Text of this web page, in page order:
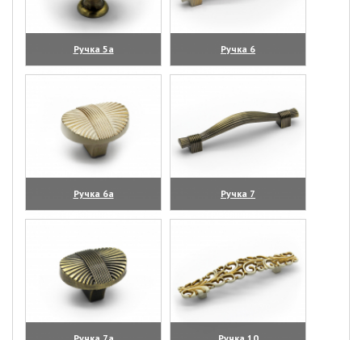
Ручка 5а
(увеличить)
Ручка 6
(увеличить)
Ручка 6а
(увеличить)
Ручка 7
(увеличить)